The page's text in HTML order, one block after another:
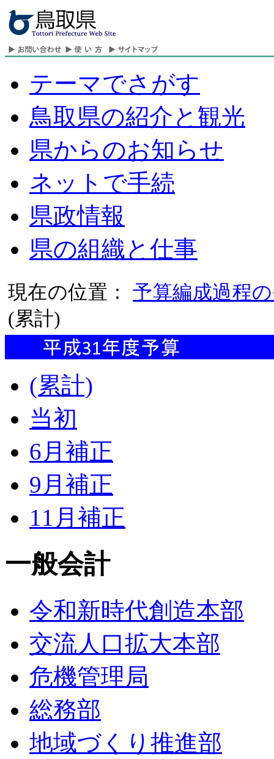
テーマでさがす
鳥取県の紹介と観光
県からのお知らせ
ネットで手続
県政情報
県の組織と仕事
現在の位置：予算編成過程
(累計)
(累計)
当初
6月補正
9月補正
11月補正
一般会計
令和新時代創造本部
交流人口拡大本部
危機管理局
総務部
地域づくり推進部